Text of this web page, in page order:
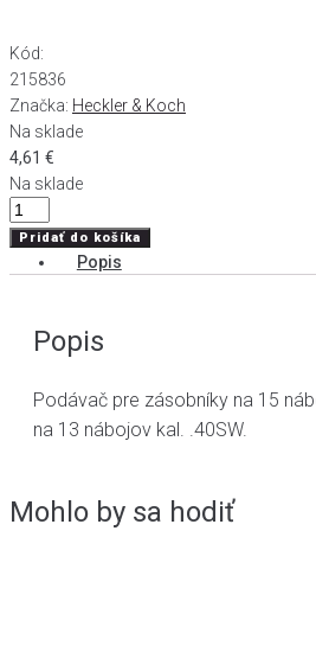
Kód:
215836
Značka: Heckler & Koch
Na sklade
4,61 €
Na sklade
množstvo
Podávač
zásobníka
SFP9-
(čierny)
Pridať do košíka
Popis
Popis
Podávač pre zásobníky na 15
na 13 nábojov kal. .40SW.
Mohlo by sa hodiť